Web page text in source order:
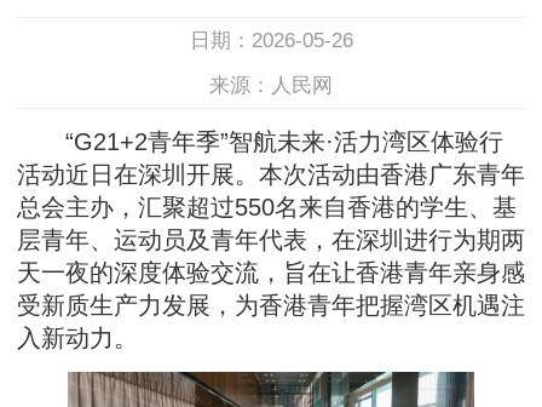
日期：2026-05-26
来源：人民网
“G21+2青年季”智航未来·活力湾区体验行
活动近日在深圳开展。本次活动由香港广东青年
总会主办，汇聚超过550名来自香港的学生、基
层青年、运动员及青年代表，在深圳进行为期两
天一夜的深度体验交流，旨在让香港青年亲身感
受新质生产力发展，为香港青年把握湾区机遇注
入新动力。